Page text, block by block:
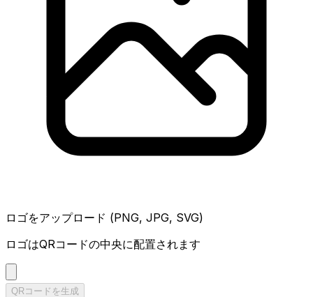
ロゴをアップロード (PNG, JPG, SVG)
ロゴはQRコードの中央に配置されます
QRコードを生成